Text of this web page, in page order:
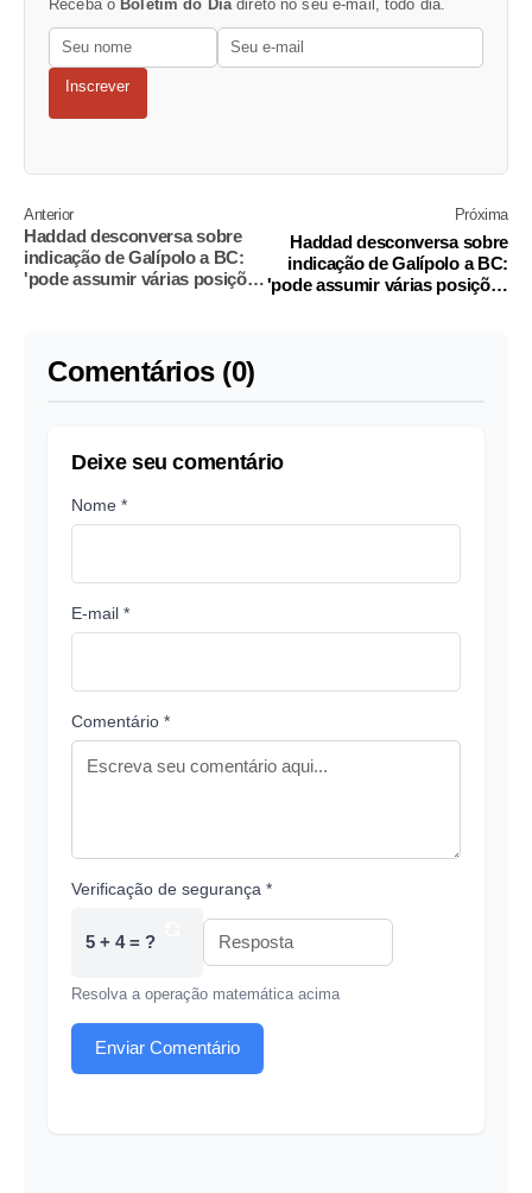
Receba o Boletim do Diadireto no seu e-mail, todo dia.
Inscrever
Anterior
Haddad desconversa sobre
indicação de Galípolo a BC:
'pode assumir várias posições
Próxima
Haddad desconversa sobre
indicação de Galípolo a BC:
'pode assumir várias posições
Comentários (0)
Deixe seu comentário
Nome *
E-mail *
Comentário *
Verificação de segurança *
5 + 4 = ?
Resolva a operação matemática acima
Enviar Comentário